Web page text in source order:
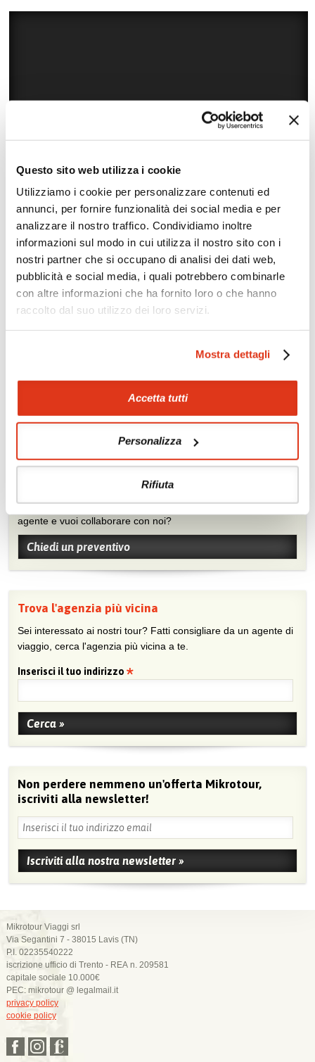
Questo sito web utilizza i cookie
Utilizziamo i cookie per personalizzare contenuti ed
annunci, per fornire funzionalità dei social media e per
analizzare il nostro traffico. Condividiamo inoltre
informazioni sul modo in cui utilizza il nostro sito con i
nostri partner che si occupano di analisi dei dati web,
pubblicità e social media, i quali potrebbero combinarle
con altre informazioni che ha fornito loro o che hanno
raccolto dal suo utilizzo dei loro servizi.
Mostra dettagli
Accetta tutti
Personalizza
Rifiuta
Offerte
Quotazioni di alcune proposte di viaggio, modificabili su
richiesta
Scopri i prezzi »
Mostraci le tue foto su Facebook
Visita la nostra pagina Facebook
Sei viaggiatore/trice che non trova un’agenzia vicina o sei
agente e vuoi collaborare con noi?
Chiedi un preventivo
Trova l'agenzia più vicina
Sei interessato ai nostri tour? Fatti consigliare da un agente di
viaggio, cerca l'agenzia più vicina a te.
Inserisci il tuo indirizzo
Non perdere nemmeno un'offerta Mikrotour,
iscriviti alla newsletter!
Mikrotour Viaggi srl
Via Segantini 7 - 38015 Lavis (TN)
P.I. 02235540222
iscrizione ufficio di Trento - REA n. 209581
capitale sociale 10.000€
PEC: mikrotour @ legalmail.it
privacy policy
cookie policy